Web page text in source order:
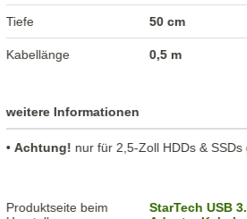
Tiefe 50 cm
Kabellänge 0,5 m
weitere Informationen
•Achtung! nur für 2,5-Zoll HDDs & SSDs
Produktseite beim
StarTech USB